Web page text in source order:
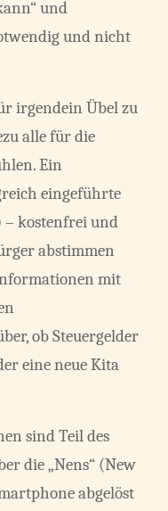
und
und nicht
irgendein Übel zu
alle für die
Ein
eingeführte
– kostenfrei und
abstimmen
mit
ob Steuergelder
eine neue Kita
sind Teil des
die „Nens“ (New
abgelöst